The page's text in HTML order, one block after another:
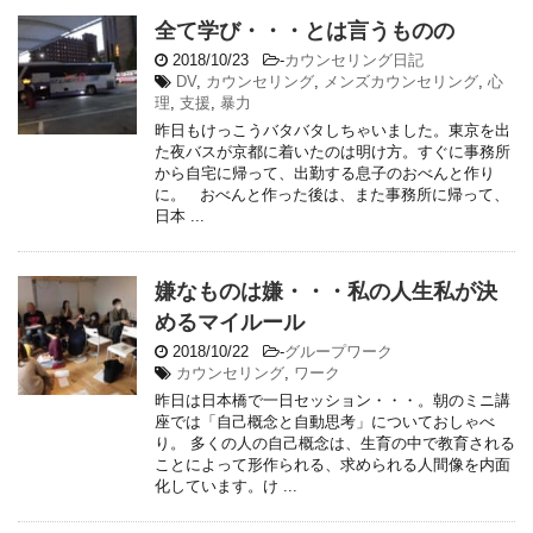
全て学び・・・とは言うものの
2018/10/23 -カウンセリング日記
DV, カウンセリング, メンズカウンセリング, 心
理, 支援, 暴力
昨日もけっこうバタバタしちゃいました。東京を出
た夜バスが京都に着いたのは明け方。すぐに事務所
から自宅に帰って、出勤する息子のおべんと作り
に。 おべんと作った後は、また事務所に帰って、
日本 ...
嫌なものは嫌・・・私の人生私が決
めるマイルール
2018/10/22 -グループワーク
カウンセリング, ワーク
昨日は日本橋で一日セッション・・・。朝のミニ講
座では「自己概念と自動思考」についておしゃべ
り。 多くの人の自己概念は、生育の中で教育される
ことによって形作られる、求められる人間像を内面
化しています。け ...